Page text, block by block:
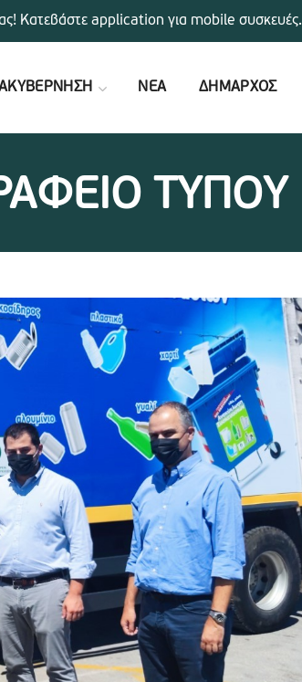
ΝΕΑ ΔΗΜΑΡΧΟΣ
ΤΥΠΟΥ
Κατεβάστε application για mobile συσκευές.